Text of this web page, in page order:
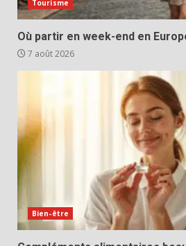
Tourisme
Où partir en week-end en
7 août 2026
Bien-être